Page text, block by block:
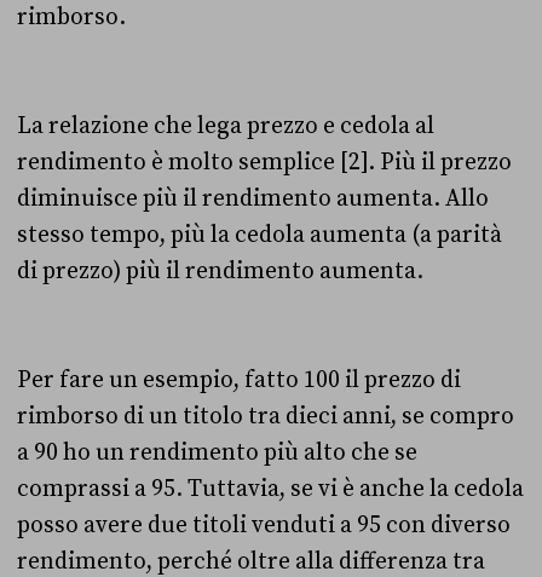
rimborso.
La relazione che lega prezzo e cedola al
rendimento è molto semplice [2]. Più il prezzo
diminuisce più il rendimento aumenta. Allo
stesso tempo, più la cedola aumenta (a parità
di prezzo) più il rendimento aumenta.
Per fare un esempio, fatto 100 il prezzo di
rimborso di un titolo tra dieci anni, se compro
a 90 ho un rendimento più alto che se
comprassi a 95. Tuttavia, se vi è anche la cedola
posso avere due titoli venduti a 95 con diverso
rendimento, perché oltre alla differenza tra